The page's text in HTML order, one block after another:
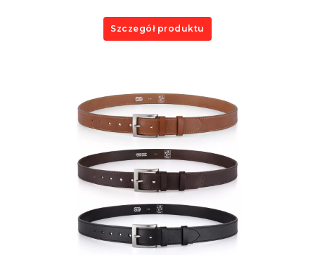
Szczegół produktu